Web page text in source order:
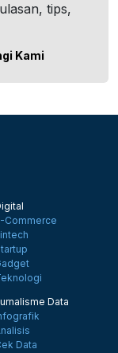
tips,
Kami
Commerce
Data
Data